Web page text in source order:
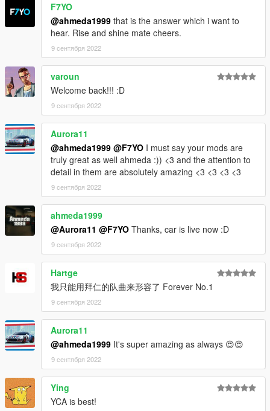
F7YO
@ahmeda1999 that is the answer which i want to
hear. Rise and shine mate cheers.
9 сентября 2022
varoun
Welcome back!!! :D
9 сентября 2022
Aurora11
@ahmeda1999 @F7YO I must say your mods are
truly great as well ahmeda :)) <3 and the attention to
detail in them are absolutely amazing <3 <3 <3 <3
9 сентября 2022
ahmeda1999
@Aurora11 @F7YO Thanks, car is live now :D
9 сентября 2022
Hartge
我只能用拜仁的队曲来形容了 Forever No.1
9 сентября 2022
Aurora11
@ahmeda1999 It's super amazing as always 😍😍
9 сентября 2022
Ying
YCA is best!